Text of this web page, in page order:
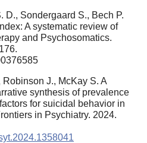
D., Sondergaard S., Bech P.
A systematic review of
and Psychosomatics.
J., McKay S. A
synthesis of prevalence
for suicidal behavior in
in Psychiatry. 2024.